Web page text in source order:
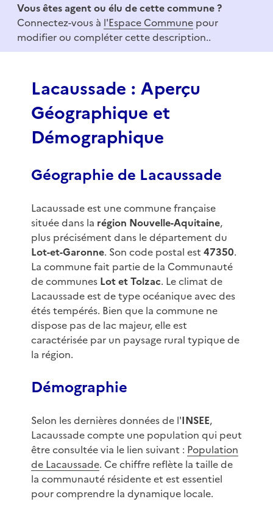
f
Vous êtes agent ou élu de cette commune ?
Connectez-vous à l'Espace Commune pour
modifier ou compléter cette description..
Lacaussade : Aperçu
Géographique et
Démographique
Géographie de Lacaussade
Lacaussade est une commune française
située dans la région Nouvelle-Aquitaine,
plus précisément dans le département du
Lot-et-Garonne. Son code postal est 47350.
La commune fait partie de la Communauté
de communes Lot et Tolzac. Le climat de
Lacaussade est de type océanique avec des
étés tempérés. Bien que la commune ne
dispose pas de lac majeur, elle est
caractérisée par un paysage rural typique de
la région.
Démographie
Selon les dernières données de l'INSEE,
Lacaussade compte une population qui peut
être consultée via le lien suivant : Population
de Lacaussade. Ce chiffre reflète la taille de
la communauté résidente et est essentiel
pour comprendre la dynamique locale.